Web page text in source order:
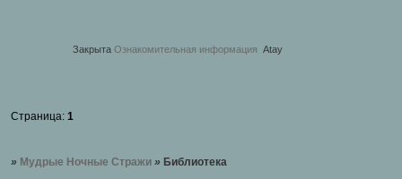
Закрыта Ознакомительная информация Atay
Страница: 1
» Мудрые Ночные Стражи » Библиотека